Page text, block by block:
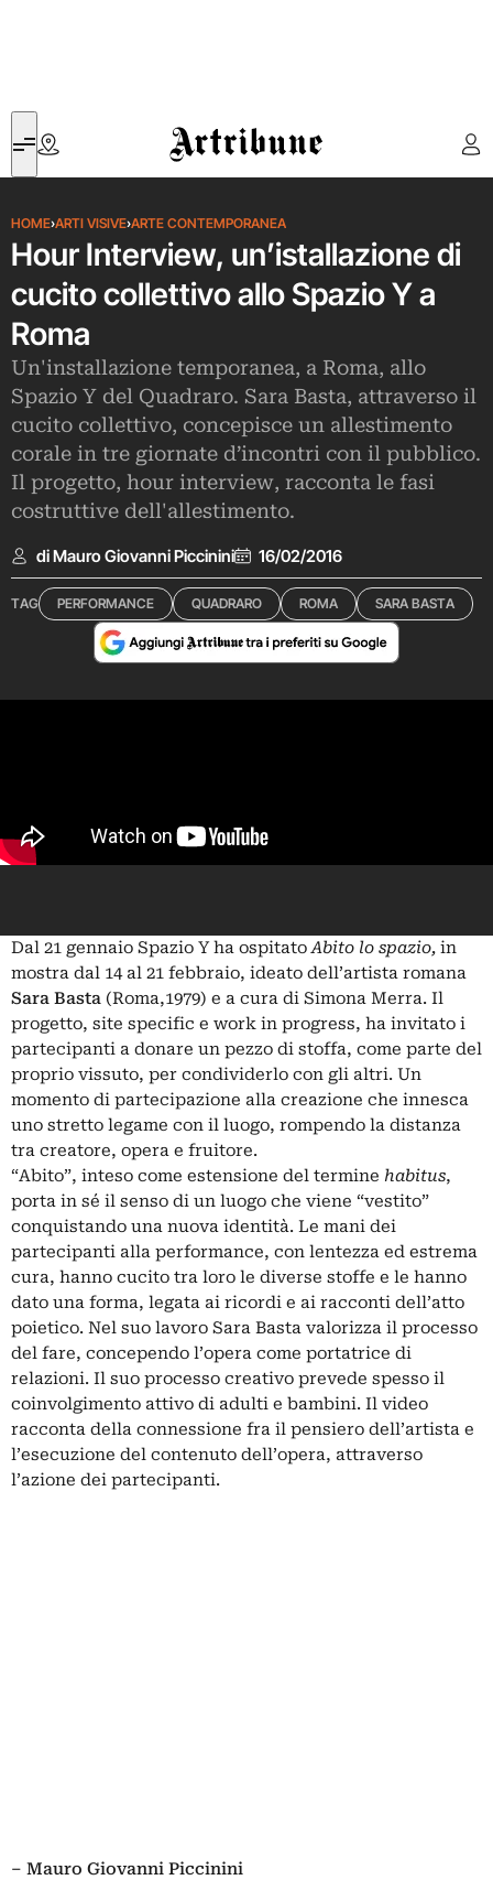
Artribune
HOME›ARTI VISIVE›ARTE CONTEMPORANEA
Hour Interview, un’istallazione di
cucito collettivo allo Spazio Y a
Roma
Un'installazione temporanea, a Roma, allo
Spazio Y del Quadraro. Sara Basta, attraverso il
cucito collettivo, concepisce un allestimento
corale in tre giornate d’incontri con il pubblico.
Il progetto, hour interview, racconta le fasi
costruttive dell'allestimento.
di Mauro Giovanni Piccinini 16/02/2016
TAG PERFORMANCE QUADRARO ROMA SARA BASTA
Dal 21 gennaio Spazio Y ha ospitatoAbito lo spazio, in
mostra dal 14 al 21 febbraio, ideato dell’artista romana
Sara Basta (Roma,1979) e a cura di Simona Merra. Il
progetto, site specific e work in progress, ha invitato i
partecipanti a donare un pezzo di stoffa, come parte del
proprio vissuto, per condividerlo con gli altri. Un
momento di partecipazione alla creazione che innesca
uno stretto legame con il luogo, rompendo la distanza
tra creatore, opera e fruitore.
“Abito”, inteso come estensione del termine habitus,
porta in sé il senso di un luogo che viene “vestito”
conquistando una nuova identità. Le mani dei
partecipanti alla performance, con lentezza ed estrema
cura, hanno cucito tra loro le diverse stoffe e le hanno
dato una forma, legata ai ricordi e ai racconti dell’atto
poietico. Nel suo lavoro Sara Basta valorizza il processo
del fare, concependo l’opera come portatrice di
relazioni. Il suo processo creativo prevede spesso il
coinvolgimento attivo di adulti e bambini. Il video
racconta della connessione fra il pensiero dell’artista e
l’esecuzione del contenuto dell’opera, attraverso
l’azione dei partecipanti.
– Mauro Giovanni Piccinini